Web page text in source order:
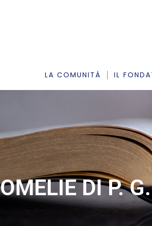
LA COMUNITÀ IL
OMELIE DI P.